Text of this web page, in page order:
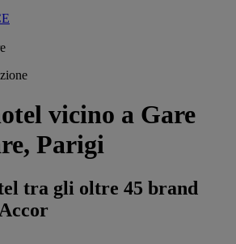
vicino a Gare
Parigi
tra gli oltre 45 brand